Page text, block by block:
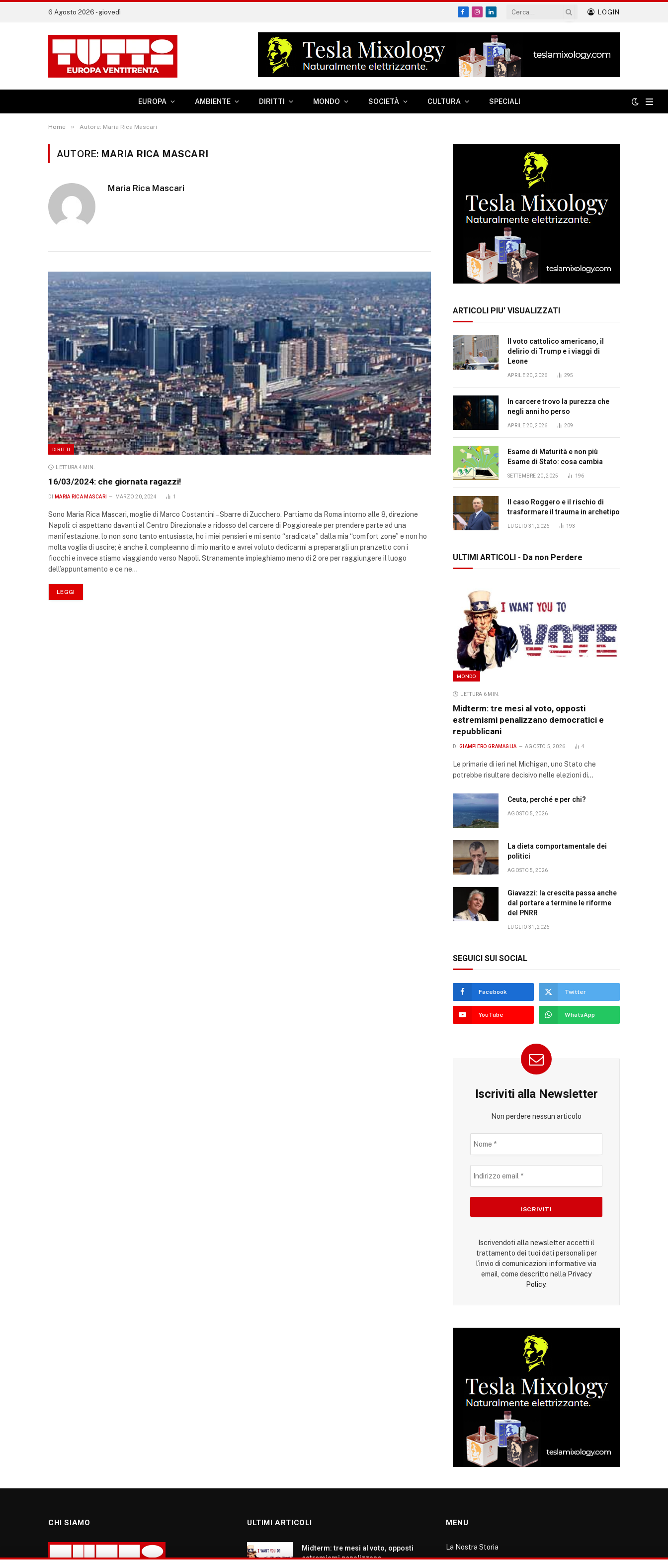
6 Agosto 2026 - giovedì
Facebook
Instagram
LinkedIn
LOGIN
EUROPA AMBIENTE DIRITTI MONDO SOCIETÀ CULTURA SPECIALI
Home » Autore: Maria Rica Mascari
AUTORE: MARIA RICA MASCARI
Maria Rica Mascari
DIRITTI
LETTURA 4 MIN.
16/03/2024: che giornata ragazzi!
DI MARIA RICA MASCARI MARZO 20, 2024 1
Sono Maria Rica Mascari, moglie di Marco Costantini – Sbarre di Zucchero. Partiamo da Roma intorno alle 8, direzione
Napoli: ci aspettano davanti al Centro Direzionale a ridosso del carcere di Poggioreale per prendere parte ad una
manifestazione. lo non sono tanto entusiasta, ho i miei pensieri e mi sento “sradicata” dalla mia “comfort zone” e non ho
molta voglia di uscire; è anche il compleanno di mio marito e avrei voluto dedicarmi a preparargli un pranzetto con i
fiocchi e invece stiamo viaggiando verso Napoli. Stranamente impieghiamo meno di 2 ore per raggiungere il luogo
dell’appuntamento e ce ne…
LEGGI
ARTICOLI PIU' VISUALIZZATI
Il voto cattolico americano, il
delirio di Trump e i viaggi di
Leone
APRILE 20, 2026 295
In carcere trovo la purezza che
negli anni ho perso
APRILE 20, 2026 209
Esame di Maturità e non più
Esame di Stato: cosa cambia
SETTEMBRE 20, 2025 196
Il caso Roggero e il rischio di
trasformare il trauma in archetipo
LUGLIO 31, 2026 193
ULTIMI ARTICOLI - Da non Perdere
MONDO
LETTURA 6 MIN.
Midterm: tre mesi al voto, opposti
estremismi penalizzano democratici e
repubblicani
DI GIAMPIERO GRAMAGLIA AGOSTO 5, 2026 4
Le primarie di ieri nel Michigan, uno Stato che
potrebbe risultare decisivo nelle elezioni di…
Ceuta, perché e per chi?
AGOSTO 5, 2026
La dieta comportamentale dei
politici
AGOSTO 5, 2026
Giavazzi: la crescita passa anche
dal portare a termine le riforme
del PNRR
LUGLIO 31, 2026
SEGUICI SUI SOCIAL
Facebook Twitter
YouTube WhatsApp
Iscriviti alla Newsletter
Non perdere nessun articolo
Iscrivendoti alla newsletter accetti il
trattamento dei tuoi dati personali per
l’invio di comunicazioni informative via
email, come descritto nella Privacy
Policy.
CHI SIAMO ULTIMI ARTICOLI
Midterm: tre mesi al voto, opposti
estremismi penalizzano
MENU
La Nostra Storia